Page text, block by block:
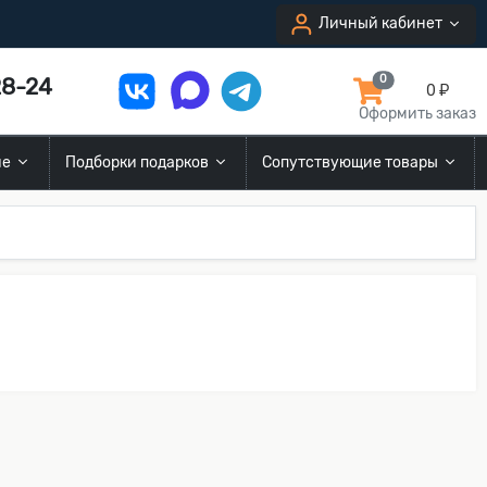
Личный кабинет
24 0
0 ₽
Оформить заказ
Подборки подарков Сопутствующие товары